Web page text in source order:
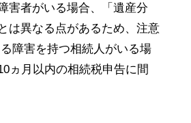
害者がいる場合、「遺産分
は異なる点があるため、注意
障害を持つ相続人がいる場
ヵ月以内の相続税申告に間